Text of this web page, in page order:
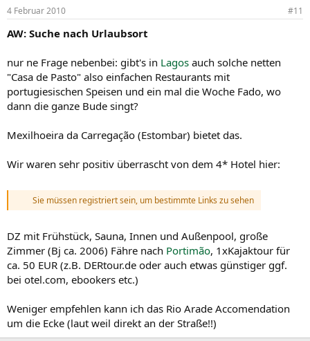
4 Februar 2010 #11
AW: Suche nach Urlaubsort
nur ne Frage nebenbei: gibt's in Lagos auch solche netten
"Casa de Pasto" also einfachen Restaurants mit
portugiesischen Speisen und ein mal die Woche Fado, wo
dann die ganze Bude singt?
Mexilhoeira da Carregação (Estombar) bietet das.
Wir waren sehr positiv überrascht von dem 4* Hotel hier:
Sie müssen registriert sein, um bestimmte Links zu sehen
DZ mit Frühstück, Sauna, Innen und Außenpool, große
Zimmer (Bj ca. 2006) Fähre nach Portimão, 1xKajaktour für
ca. 50 EUR (z.B. DERtour.de oder auch etwas günstiger ggf.
bei otel.com, ebookers etc.)
Weniger empfehlen kann ich das Rio Arade Accomendation
um die Ecke (laut weil direkt an der Straße!!)